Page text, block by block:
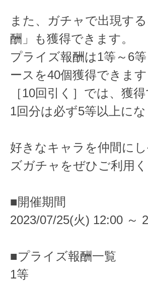
また、ガチャで出現す
酬」も獲得できます。
プライズ報酬は1等～6
ースを40個獲得できます
［10回引く］では、獲
1回分は必ず5等以上にな
好きなキャラを仲間に
ズガチャをぜひご利用く
■開催期間
2023/07/25(火) 12:00 ～
■プライズ報酬一覧
1等